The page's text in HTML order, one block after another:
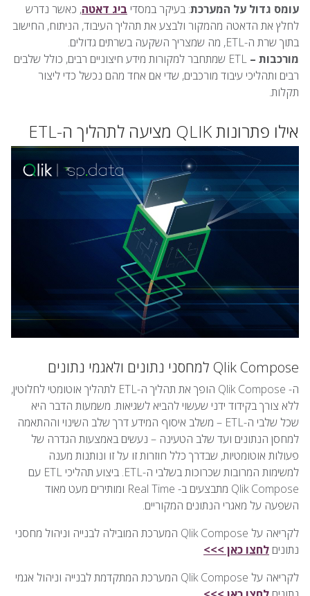
עומס גדול על המערכת: בעיקר במסדי ביג דאטה, כאשר נדרש
לחלץ את הדאטה מהמקור ולבצע את תהליך העיבוד, הניתוח, החישוב
בתוך שרת ה-ETL, מה שמצריך השקעה בשרתים גדולים.
מורכבות –
ETL שמתחבר למקורות מידע חיצוניים רבים, כולל שלבים
רבים ותהליכי עיבוד מורכבים, שדי אם אחד מהם נכשל כדי ליצור
תקלות.
אילו פתרונות QLIK מציעה לתהליך ה-ETL
Qlik Compose למחסני נתונים ולאגמי נתונים
ה- Qlik Compose הופך את תהליך ה-ETL לתהליך אוטומטי לחלוטין,
ללא צורך בקידוד ידני שעשוי להביא לשגיאות. משמעות הדבר היא
שכל שלבי ה-ETL – משלב איסוף המידע דרך שלב השינוי וההתאמה
למחסן הנתונים ועד שלב הטעינה – נעשים באמצעות הגדרה של
פעולות אוטומטיות, שבדרך כלל חוזרות זו על זו ונותנות מענה
למשימות המרובות שכרוכות בשלבי ה-ETL. ביצוע תהליכי ETL עם
Qlik Compose מתבצעים ב- Real Time ומותירים מעט מאוד
השפעה על מאגרי הנתונים המקוריים.
לקריאה על Qlik Compose המערכת המובילה לבנייה וניהול מחסני
נתונים לחצו כאן >>>
לקריאה על Qlik Compose המערכת המתקדמת לבנייה וניהול אגמי